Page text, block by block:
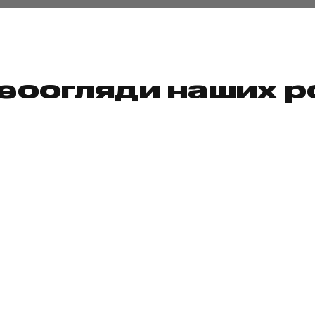
наших